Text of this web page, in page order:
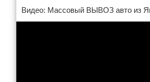
Видео: Массовый ВЫВОЗ авто из